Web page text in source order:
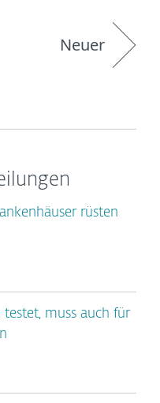
Neuer
rüsten
testet, muss auch für